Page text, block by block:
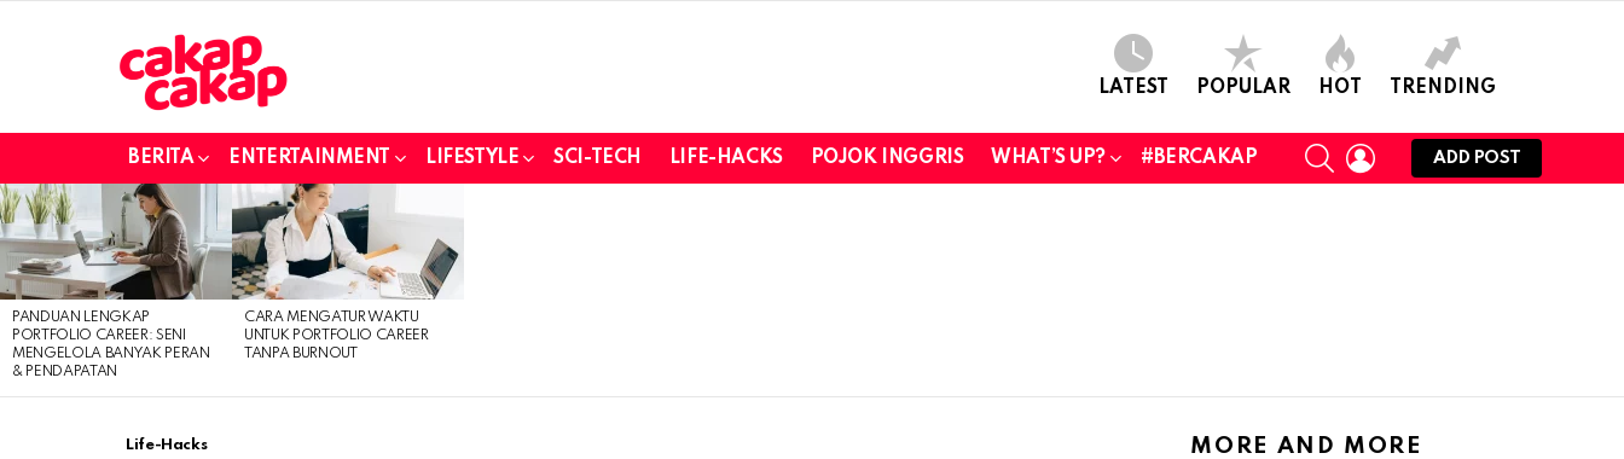
LATEST POPULAR HOT TRENDING
BERITA ENTERTAINMENT LIFESTYLE SCI-TECH LIFE-HACKS POJOK INGGRIS WHAT’S UP? #BERCAKAP
SEARCHLOGIN
ADD POST
LATEST
STORIES
PANDUAN LENGKAP
PORTFOLIO CAREER: SENI
MENGELOLA BANYAK PERAN
& PENDAPATAN
CARA MENGATUR WAKTU
UNTUK PORTFOLIO CAREER
TANPA BURNOUT
Life-Hacks MORE AND MORE